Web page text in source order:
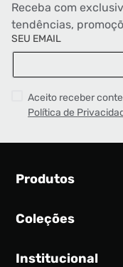
Receba com
tendências,
SEU EMAIL
Aceito receber
Política de
Produtos
Calendário SNEAKER
Tênis
Coleções
Air Jordan 1
Institucional